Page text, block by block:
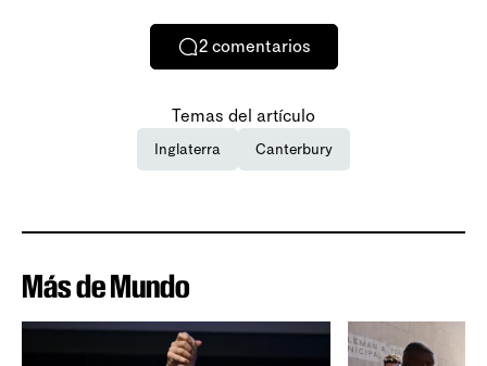
2 comentarios
Temas del artículo
Inglaterra Canterbury
Más de Mundo